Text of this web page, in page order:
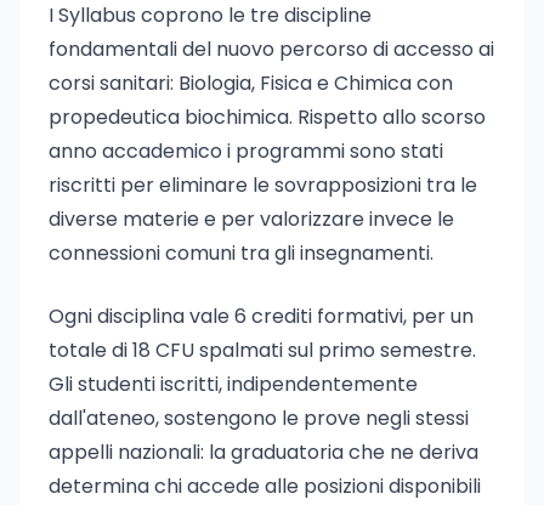
I Syllabus coprono le tre discipline
fondamentali del nuovo percorso di accesso ai
corsi sanitari: Biologia, Fisica e Chimica con
propedeutica biochimica. Rispetto allo scorso
anno accademico i programmi sono stati
riscritti per eliminare le sovrapposizioni tra le
diverse materie e per valorizzare invece le
connessioni comuni tra gli insegnamenti.
Ogni disciplina vale 6 crediti formativi, per un
totale di 18 CFU spalmati sul primo semestre.
Gli studenti iscritti, indipendentemente
dall'ateneo, sostengono le prove negli stessi
appelli nazionali: la graduatoria che ne deriva
determina chi accede alle posizioni disponibili